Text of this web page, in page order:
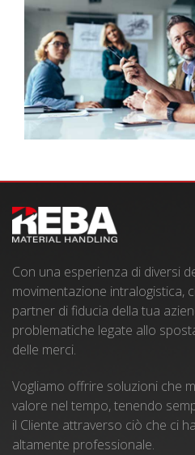
Con una esperienza di diversi
movimentazione intralogistica,
partner di fiducia della tua
problematiche legate allo
delle merci.
Vogliamo offrire soluzioni che
valore nel tempo, tenendo
il Cliente attraverso ciò che ci
altamente professionale.